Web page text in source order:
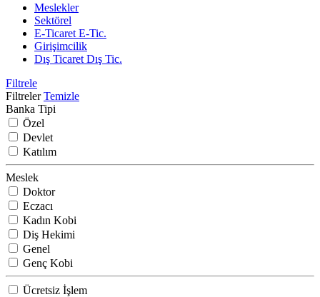
Meslekler
Sektörel
E-Ticaret E-Tic.
Girişimcilik
Dış Ticaret Dış Tic.
Filtrele
Filtreler Temizle
Banka Tipi
Özel
Devlet
Katılım
Meslek
Doktor
Eczacı
Kadın Kobi
Diş Hekimi
Genel
Genç Kobi
Ücretsiz İşlem